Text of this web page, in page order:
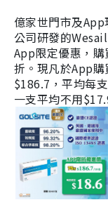
億家世門市及
公司研發的
App限定優惠，
折。現凡於App
$186.7，平均每
一支平均不用